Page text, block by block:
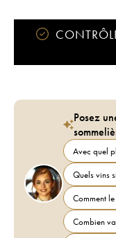
Posez
Avec quel
Quels vins
Comment
Combien